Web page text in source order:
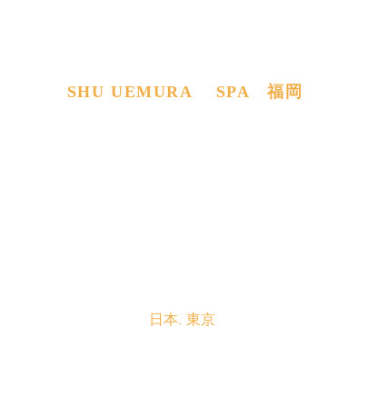
SHU UEMURA SPA 福岡
日本 東京